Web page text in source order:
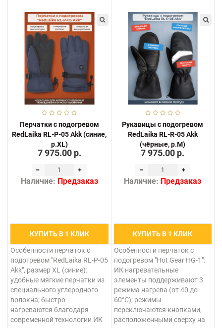
Перчатки с подогревом
RedLaika RL-P-05 Akk (синие,
р.XL)
7 975.00 р.
Наличие: Предзаказ
КУПИТЬ В 1 КЛИК
Особенности перчаток с
подогревом "RedLaika RL-P-05
Akk", размер XL (синие):
удобные мягкие перчатки из
специального углеродного
волокна; быстро
нагреваются благодаря
современной технологии ИК
Рукавицы с подогревом
RedLaika RL-R-05 Akk
(чёрные, р.M)
7 975.00 р.
Наличие: Предзаказ
КУПИТЬ В 1 КЛИК
Особенности перчаток с
подогревом "Hot Gear HG-1":
ИК нагревательные
элементы поддерживают 3
режима нагрева (от 40 до
60°C); режимы
переключаются кнопками,
расположенными сверху на